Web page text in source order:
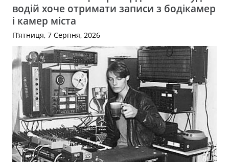
водій хоче отримати записи з бодікамер
і камер міста
П’ятниця, 7 Серпня, 2026